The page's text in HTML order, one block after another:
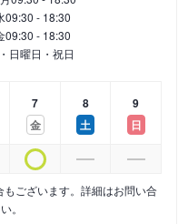
09:30 - 18:30
09:30 - 18:30
日曜日・祝日
7
金
8
土
9
日
ございます。詳細はお問い合
。